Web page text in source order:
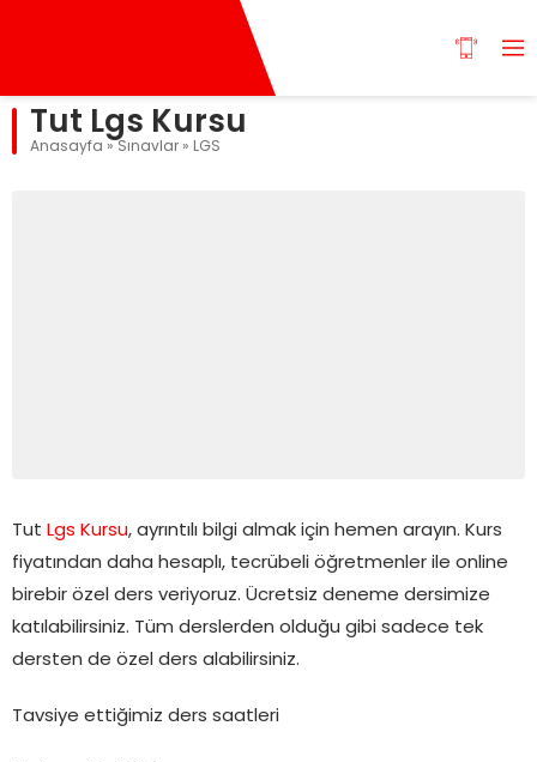
Tut Lgs Kursu
Anasayfa » Sınavlar » LGS
Tut Lgs Kursu, ayrıntılı bilgi almak için hemen arayın. Kurs
fiyatından daha hesaplı, tecrübeli öğretmenler ile online
birebir özel ders veriyoruz. Ücretsiz deneme dersimize
katılabilirsiniz. Tüm derslerden olduğu gibi sadece tek
dersten de özel ders alabilirsiniz.
Tavsiye ettiğimiz ders saatleri